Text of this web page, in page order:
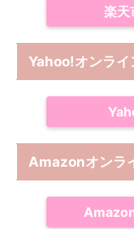
楽天
Yahoo!オンライ
Amazonオンラ